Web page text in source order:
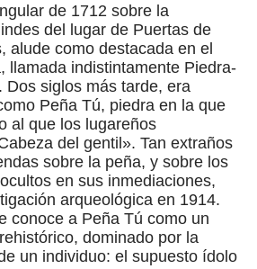
de 1712 sobre la
del lugar de Puertas de
alude como destacada en el
llamada indistintamente Piedra-
Dos siglos más tarde, era
Peña Tú, piedra en la que
al que los lugareños
del gentil». Tan extraños
sobre la peña, y sobre los
en sus inmediaciones,
arqueológica en 1914.
conoce a Peña Tú como un
dominado por la
un individuo: el supuesto ídolo